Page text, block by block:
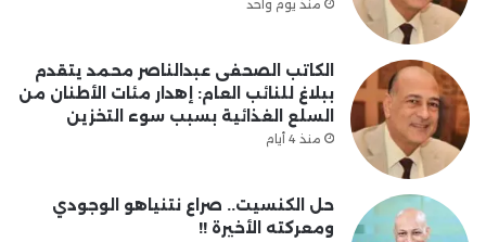
منذ يوم واحد
الكاتب الصحفى عبدالناصر محمد يتقدم
ببلاغ للنائب العام: إهدار مئات الأطنان من
السلع الغذائية بسبب سوء التخزين
منذ 4 أيام
حل الكنسيت.. صراع نتنياهو الوجودي
ومعركته الأخيرة !!